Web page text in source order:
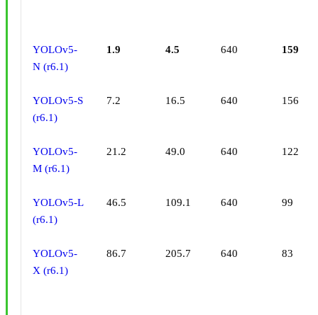
YOLOv5-
N (r6.1)
1.9 4.5 640 159
YOLOv5-S
(r6.1)
7.2 16.5 640 156
YOLOv5-
M (r6.1)
21.2 49.0 640 122
YOLOv5-L
(r6.1)
46.5 109.1 640 99
YOLOv5-
X (r6.1)
86.7 205.7 640 83